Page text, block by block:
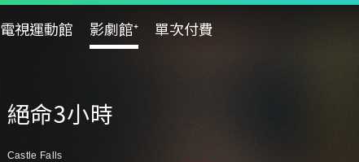
電視運動館 影劇館⁺ 單次付費
絕命3小時
Castle Falls